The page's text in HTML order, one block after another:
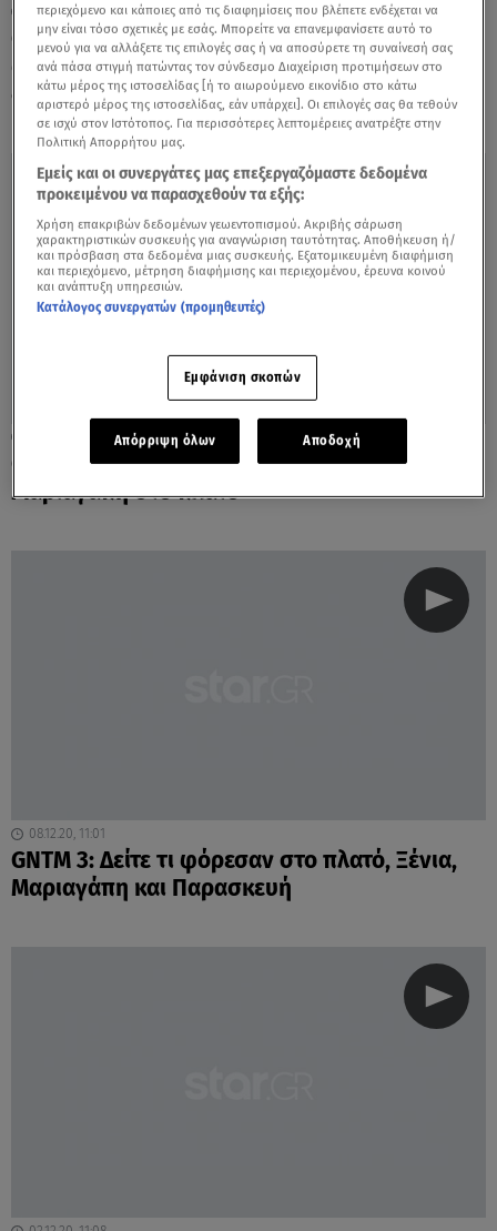
14.12.20, 14:33
GNTM 3: Ανακάλυψε τα ρούχα που
φόρεσαν φέτος τα κορίτσια του
διαγωνισμού
GNTM 3: Τι ρούχα φόρεσαν Παρασκευή και
Μαριαγάπη στο πλατό
08.12.20, 11:01
GNTM 3: Δείτε τι φόρεσαν στο πλατό, Ξένια,
Μαριαγάπη και Παρασκευή
περιεχόμενο και κάποιες από τις διαφημίσεις που βλέπετε ενδέχεται να
μην είναι τόσο σχετικές με εσάς. Μπορείτε να επανεμφανίσετε αυτό το
μενού για να αλλάξετε τις επιλογές σας ή να αποσύρετε τη συναίνεσή σας
ανά πάσα στιγμή πατώντας τον σύνδεσμο Διαχείριση προτιμήσεων στο
κάτω μέρος της ιστοσελίδας [ή το αιωρούμενο εικονίδιο στο κάτω
αριστερό μέρος της ιστοσελίδας, εάν υπάρχει]. Οι επιλογές σας θα τεθούν
σε ισχύ στον Ιστότοπος. Για περισσότερες λεπτομέρειες ανατρέξτε στην
Πολιτική Απορρήτου μας.
Εμείς και οι συνεργάτες μας επεξεργαζόμαστε δεδομένα
προκειμένου να παρασχεθούν τα εξής:
Χρήση επακριβών δεδομένων γεωεντοπισμού. Ακριβής σάρωση
χαρακτηριστικών συσκευής για αναγνώριση ταυτότητας. Αποθήκευση ή/
και πρόσβαση στα δεδομένα μιας συσκευής. Εξατομικευμένη διαφήμιση
και περιεχόμενο, μέτρηση διαφήμισης και περιεχομένου, έρευνα κοινού
και ανάπτυξη υπηρεσιών.
Κατάλογος συνεργατών (προμηθευτές)
Εμφάνιση σκοπών
Απόρριψη όλων Αποδοχή